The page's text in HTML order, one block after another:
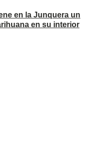
en la Junquera un
en su interior